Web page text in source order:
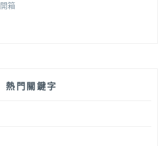
開箱
熱門關鍵字